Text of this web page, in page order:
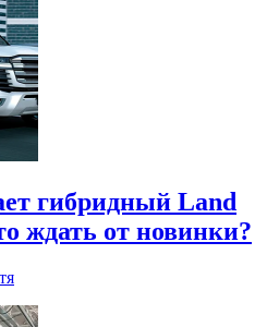
гибридный Land
ждать от новинки?